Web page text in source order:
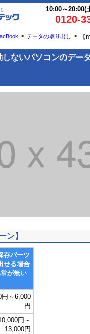
10:00～20:00(
0120-
データの取り出し
しないパソコンのデー
ン】
存パーツ
せる場合
が無い
円～6,000
円
円～
13,000円